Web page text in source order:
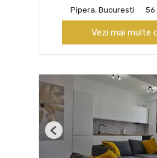
Pipera, Bucuresti
56
Vezi mai multe
Previous